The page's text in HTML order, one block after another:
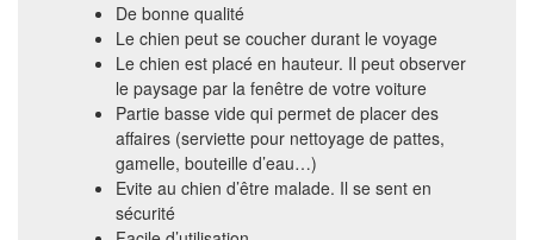
De bonne qualité
Le chien peut se coucher durant le voyage
Le chien est placé en hauteur. Il peut observer
le paysage par la fenêtre de votre voiture
Partie basse vide qui permet de placer des
affaires (serviette pour nettoyage de pattes,
gamelle, bouteille d’eau…)
Evite au chien d’être malade. Il se sent en
sécurité